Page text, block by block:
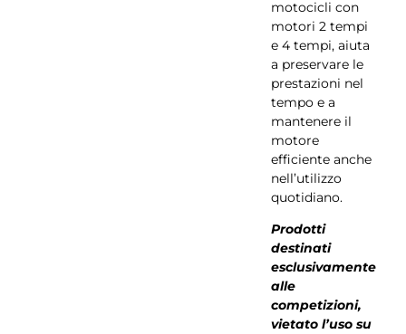
motocicli con
motori 2 tempi
e 4 tempi, aiuta
a preservare le
prestazioni nel
tempo e a
mantenere il
motore
efficiente anche
nell’utilizzo
quotidiano.
Prodotti
destinati
esclusivamente
alle
competizioni,
vietato l’uso su